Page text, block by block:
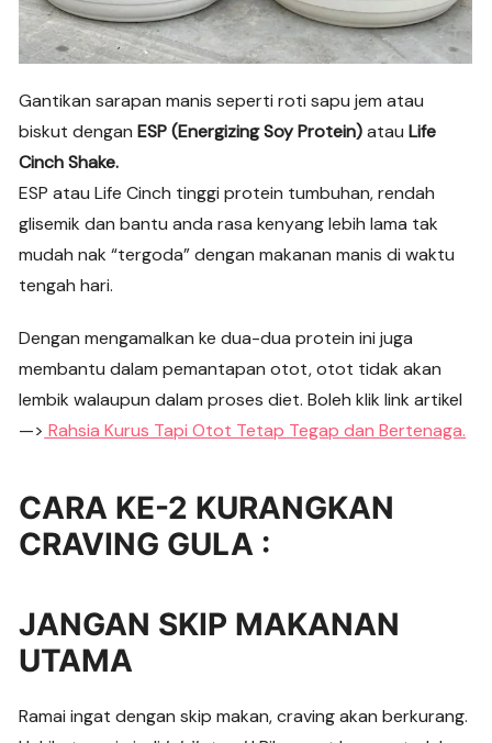
Gantikan sarapan manis seperti roti sapu jem atau
biskut denganESP (Energizing Soy Protein)atauLife
Cinch Shake.
ESP atau Life Cinch tinggi protein tumbuhan, rendah
glisemik dan bantu anda rasa kenyang lebih lama tak
mudah nak “tergoda” dengan makanan manis di waktu
tengah hari.
Dengan mengamalkan ke dua-dua protein ini juga
membantu dalam pemantapan otot, otot tidak akan
lembik walaupun dalam proses diet. Boleh klik link artikel
—> Rahsia Kurus Tapi Otot Tetap Tegap dan Bertenaga.
CARA KE-2 KURANGKAN
CRAVING GULA :
JANGAN SKIP MAKANAN
UTAMA
Ramai ingat dengan skip makan, craving akan berkurang.